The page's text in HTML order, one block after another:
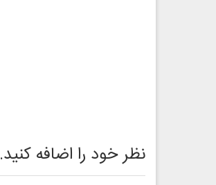
نظر خود را اضافه کنید.